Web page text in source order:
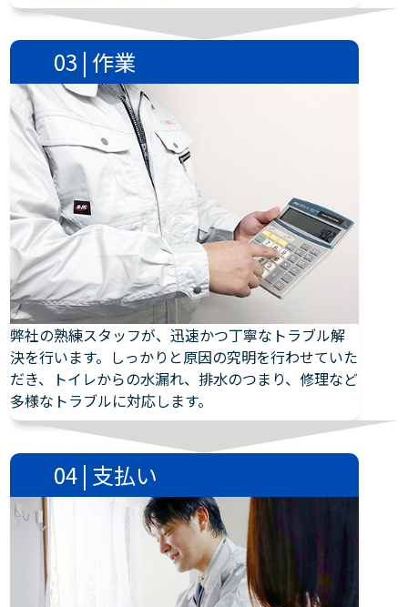
03 | 作業
弊社の熟練スタッフが、迅速かつ丁寧なトラブル解
決を行います。しっかりと原因の究明を行わせていた
だき、トイレからの水漏れ、排水のつまり、修理など
多様なトラブルに対応します。
04 | 支払い